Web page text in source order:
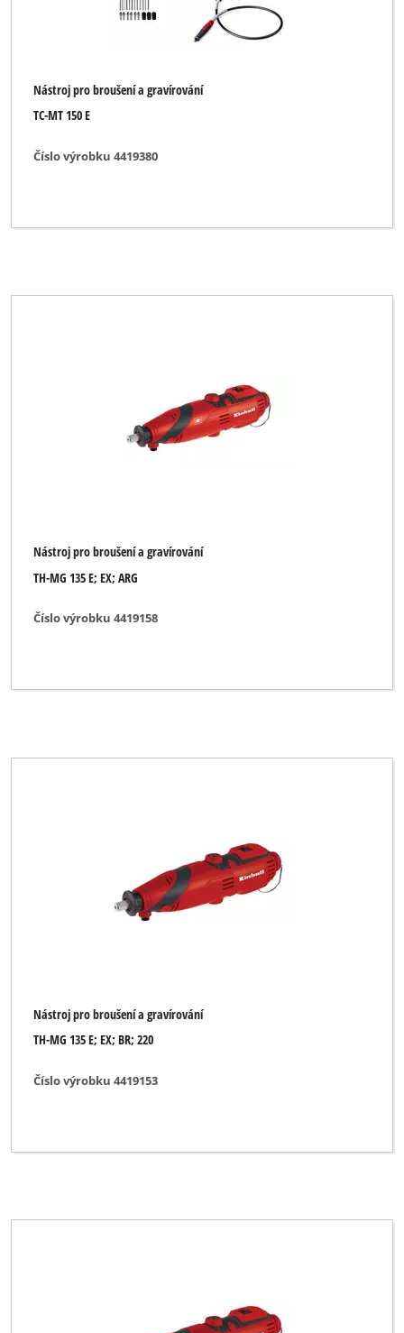
Nástroj pro broušení a gravírování
TC-MT 150 E
Číslo výrobku 4419380
Nástroj pro broušení a gravírování
TH-MG 135 E; EX; ARG
Číslo výrobku 4419158
Nástroj pro broušení a gravírování
TH-MG 135 E; EX; BR; 220
Číslo výrobku 4419153